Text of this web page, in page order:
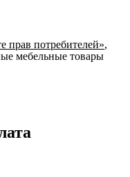
прав потребителей»,
мебельные товары